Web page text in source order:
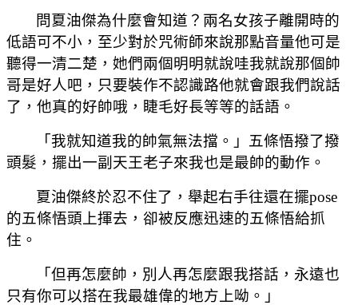
問夏油傑為什麼會知道？兩名女孩子離開時的
低語可不小，至少對於咒術師來說那點音量他可是
聽得一清二楚，她們兩個明明就說哇我就說那個帥
哥是好人吧，只要裝作不認識路他就會跟我們說話
了，他真的好帥哦，睫毛好長等等的話語。
「我就知道我的帥氣無法擋。」五條悟撥了撥
頭髮，擺出一副天王老子來我也是最帥的動作。
夏油傑終於忍不住了，舉起右手往還在擺pose
的五條悟頭上揮去，卻被反應迅速的五條悟給抓
住。
「但再怎麼帥，別人再怎麼跟我搭話，永遠也
只有你可以搭在我最雄偉的地方上呦。」